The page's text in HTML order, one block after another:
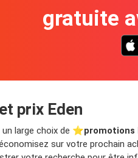
gratuite
prix Eden
large choix de ⭐️promotions
sur votre prochain